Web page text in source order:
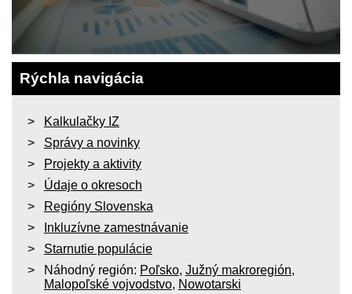
Rýchla navigácia
Kalkulačky IZ
Správy a novinky
Projekty a aktivity
Údaje o okresoch
Regióny Slovenska
Inkluzívne zamestnávanie
Starnutie populácie
Náhodný región: Poľsko, Južný makroregión,
Malopoľské vojvodstvo, Nowotarski